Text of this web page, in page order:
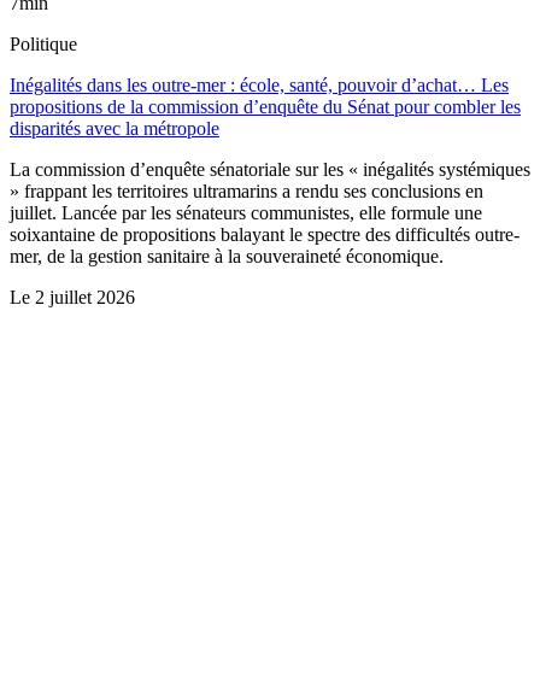
Politique
Inégalités dans les outre-mer : école, santé, pouvoir d’achat… Les
propositions de la commission d’enquête du Sénat pour combler les
disparités avec la métropole
La commission d’enquête sénatoriale sur les « inégalités systémiques
» frappant les territoires ultramarins a rendu ses conclusions en
juillet. Lancée par les sénateurs communistes, elle formule une
soixantaine de propositions balayant le spectre des difficultés outre-
mer, de la gestion sanitaire à la souveraineté économique.
Le 2 juillet 2026